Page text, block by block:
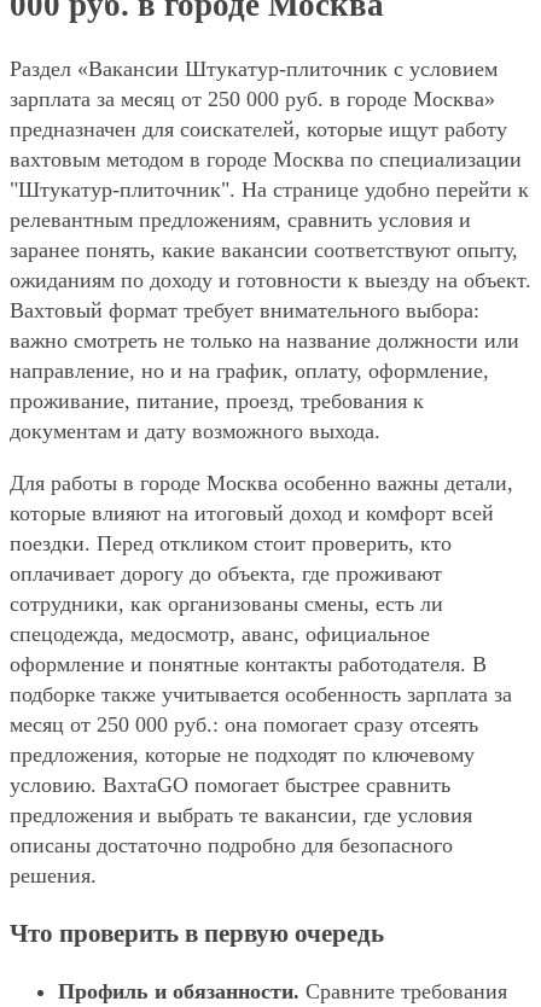
Раздел «Вакансии Штукатур-плиточник с условием
зарплата за месяц от 250 000 руб. в городе Москва»
предназначен для соискателей, которые ищут работу
вахтовым методом в городе Москва по специализации
"Штукатур-плиточник". На странице удобно перейти к
релевантным предложениям, сравнить условия и
заранее понять, какие вакансии соответствуют опыту,
ожиданиям по доходу и готовности к выезду на объект.
Вахтовый формат требует внимательного выбора:
важно смотреть не только на название должности или
направление, но и на график, оплату, оформление,
проживание, питание, проезд, требования к
документам и дату возможного выхода.
Для работы в городе Москва особенно важны детали,
которые влияют на итоговый доход и комфорт всей
поездки. Перед откликом стоит проверить, кто
оплачивает дорогу до объекта, где проживают
сотрудники, как организованы смены, есть ли
спецодежда, медосмотр, аванс, официальное
оформление и понятные контакты работодателя. В
подборке также учитывается особенность зарплата за
месяц от 250 000 руб.: она помогает сразу отсеять
предложения, которые не подходят по ключевому
условию. ВахтаGO помогает быстрее сравнить
предложения и выбрать те вакансии, где условия
описаны достаточно подробно для безопасного
решения.
Что проверить в первую очередь
Профиль и обязанности. Сравните требования